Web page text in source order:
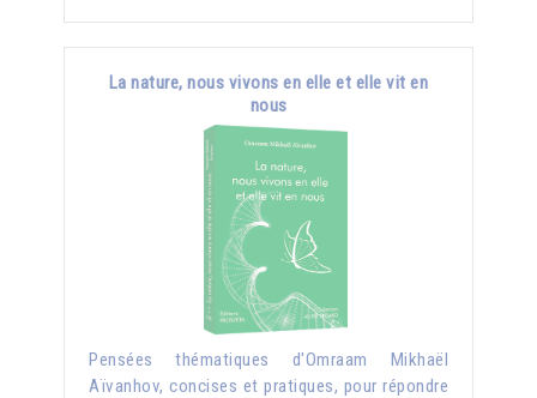
La nature, nous vivons en elle et elle vit en
nous
Pensées thématiques d'Omraam Mikhaël
Aïvanhov, concises et pratiques, pour répondre